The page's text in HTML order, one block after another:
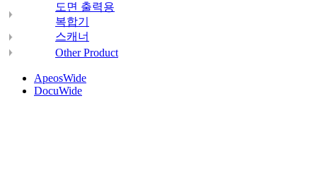
도면 출력용
복합기
스캐너
Other Product
ApeosWide
DocuWide